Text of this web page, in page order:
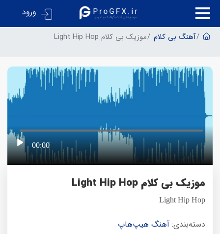
ورود
آهنگ بی کلام موزیک بی کلام Light Hip Hop
00:00
موزیک بی کلام Light Hip Hop
Light Hip Hop
دسته‌بندی: آهنگ هیپ‌هاپ